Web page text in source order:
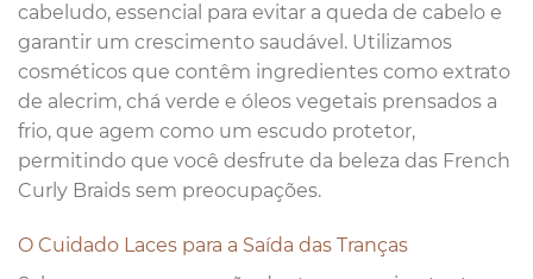
cabeludo, essencial para evitar a queda de cabelo e
garantir um crescimento saudável. Utilizamos
cosméticos que contêm ingredientes como extrato
de alecrim, chá verde e óleos vegetais prensados a
frio, que agem como um escudo protetor,
permitindo que você desfrute da beleza das French
Curly Braids sem preocupações.
O Cuidado Laces para a Saída das Tranças